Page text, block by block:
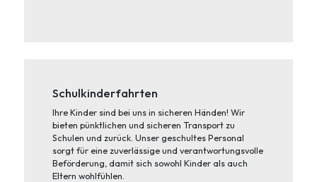
Schulkinderfahrten
Ihre Kinder sind bei uns in sicheren Händen! Wir
bieten pünktlichen und sicheren Transport zu
Schulen und zurück. Unser geschultes Personal
sorgt für eine zuverlässige und verantwortungsvolle
Beförderung, damit sich sowohl Kinder als auch
Eltern wohlfühlen.